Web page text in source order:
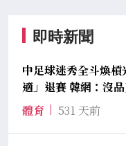
即時新聞
中足球迷秀全斗煥
適」退賽 韓網：沒
體育
531 天前